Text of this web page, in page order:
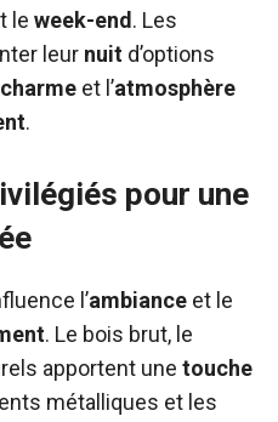
le week-end . Les
leur nuit d’options
charme et l’atmosphère
.
pour une
l’ambiance et le
. Le bois brut, le
apportent une touche
métalliques et les